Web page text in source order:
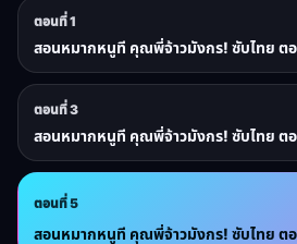
ตอนที่ 1
สอนหมากหนูที คุณพี่จ้าวมังกร! ซับไทย ต
ตอนที่ 3
สอนหมากหนูที คุณพี่จ้าวมังกร! ซับไทย ต
ตอนที่ 5
สอนหมากหนูที คุณพี่จ้าวมังกร! ซับไทย ต